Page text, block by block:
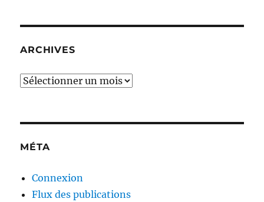
ARCHIVES
Archives
MÉTA
Connexion
Flux des publications